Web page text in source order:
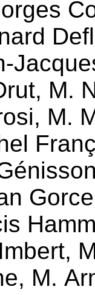
, M.
, M.
Gorce
,
, M.